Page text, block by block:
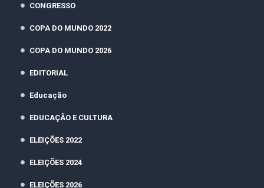
CONGRESSO
COPA DO MUNDO 2022
COPA DO MUNDO 2026
EDITORIAL
Educação
EDUCAÇÃO E CULTURA
ELEIÇÕES 2022
ELEIÇÕES 2024
ELEIÇÕES 2026